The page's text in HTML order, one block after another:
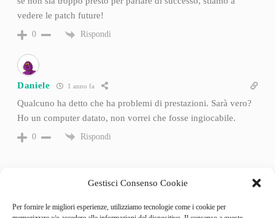
Gestisci Consenso Cookie
Per fornire le migliori esperienze, utilizziamo tecnologie come i cookie per
vedere le patch future!
0 Rispondi
Daniele 1 anno fa
Qualcuno ha detto che ha problemi di prestazioni. Sarà vero?
Ho un computer datato, non vorrei che fosse ingiocabile.
0 Rispondi